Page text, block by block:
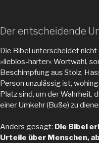
Der entscheidende
Die Bibel unterscheidet nicht
»lieblos-harter« Wortwahl,
Beschimpfung aus Stolz,
Person unzulässig ist,
Platz sind, um der Wahrheit,
einer Umkehr (Buße) zu
Anders gesagt: Die Bibel
Urteile über Menschen,